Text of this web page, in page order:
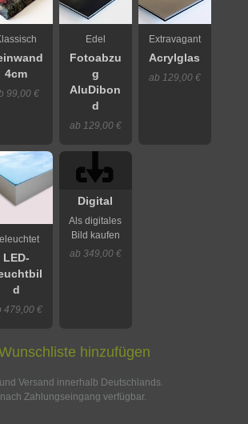
4cm
99,00 €
Edel
Fotoabzu
g
AluDibon
d
ab 129,00 €
Extravagant
Acrylglas
ab 129,00 €
LED-
d
479,00 €
Digital
Als digitales
Bild kaufen
ab 349,00 €
hinzufügen
Versand innerhalb Deutschlands.
Zahlungseingang verfügbar.